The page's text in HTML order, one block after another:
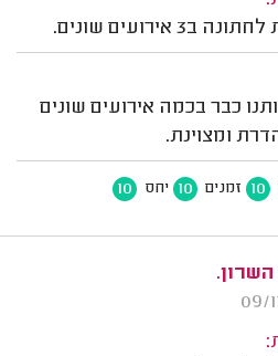
כבר בכמה אירועים שונים
ומצוינת.
10 זמנים 10 יחס 10